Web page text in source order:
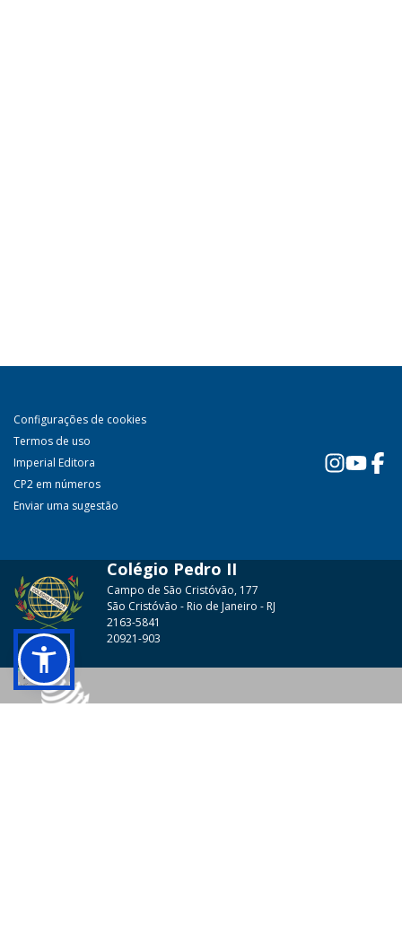
Configurações de cookies
Termos de uso
Imperial Editora
CP2 em números
Enviar uma sugestão
Colégio Pedro II
Campo de São Cristóvão, 177
São Cristóvão - Rio de Janeiro - RJ
2163-5841
20921-903